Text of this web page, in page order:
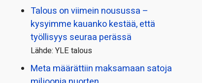
Talous on viimein nousussa –
kysyimme kauanko kestää, että
työllisyys seuraa perässä
Lähde: YLE talous
Meta määrättiin maksamaan satoja